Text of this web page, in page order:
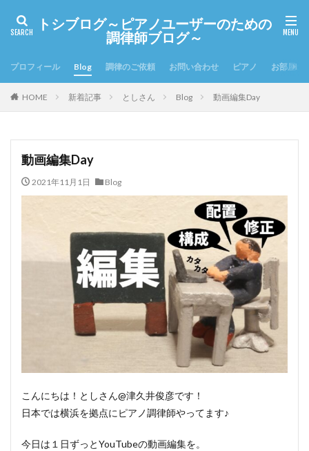
トシブログ～ピアノユーザーのための
調律師ブログ～
プロフィール Blog 調律のご依頼 お問い合わせ ピアノ お部屋の
HOME 新着記事 としさん Blog 動画編集Day
動画編集Day
2021年11月1日 Blog
こんにちは！としさん@津久井俊彦です！
日本では横浜を拠点にピアノ調律師やってます♪
今日は１日ずっとYouTubeの動画編集を。